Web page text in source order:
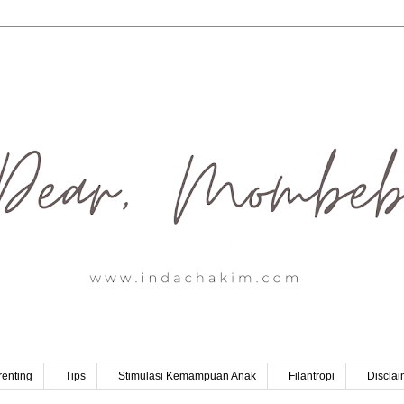
Tips Stimulasi Kemampuan Anak Filantropi